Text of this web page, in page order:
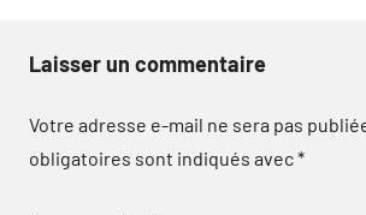
Laisser un commentaire
Votre adresse e-mail ne sera pas
obligatoires sont indiqués avec*